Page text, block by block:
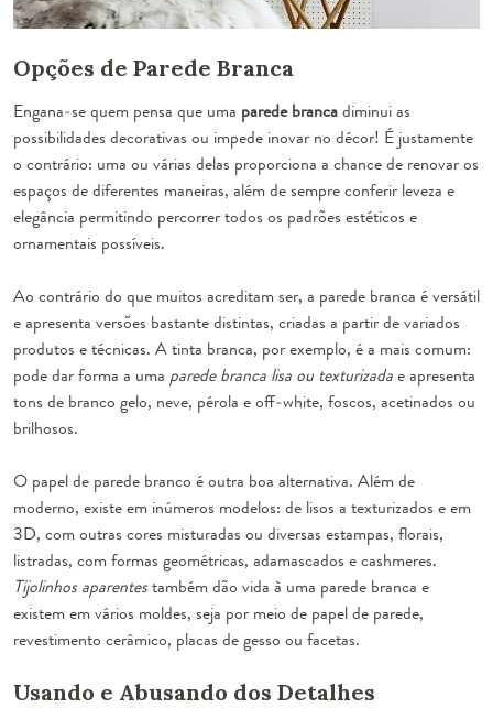
Opções de Parede Branca
Engana-se quem pensa que uma parede brancadiminui as
possibilidades decorativas ou impede inovar no décor! É justamente
o contrário: uma ou várias delas proporciona a chance de renovar os
espaços de diferentes maneiras, além de sempre conferir leveza e
elegância permitindo percorrer todos os padrões estéticos e
ornamentais possíveis.
Ao contrário do que muitos acreditam ser, a parede branca é versátil
e apresenta versões bastante distintas, criadas a partir de variados
produtos e técnicas. Atinta branca, por exemplo, é a mais comum:
pode dar forma a uma parede branca lisa ou texturizadae apresenta
tons de branco gelo, neve, pérola e off-white, foscos, acetinados ou
brilhosos.
O papel de parede branco é outra boa alternativa. Além de
moderno, existe em inúmeros modelos: de lisos a texturizados e em
3D, com outras cores misturadas ou diversas estampas, florais,
listradas, com formas geométricas, adamascados e cashmeres.
Tijolinhos aparentestambém dão vida à uma parede branca e
existem em vários moldes, seja por meio de papel de parede,
revestimento cerâmico, placas de gesso ou facetas.
Usando e Abusando dos Detalhes